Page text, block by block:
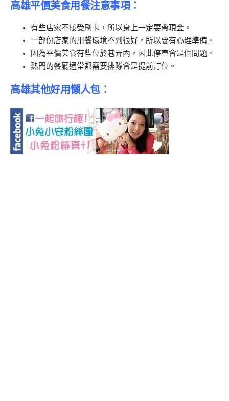
高雄平價美食用餐注意事項：
有些店家不接受刷卡，所以身上一定要帶現金。
一部份店家的用餐環境不到很好，所以要有心理準備。
因為平價美食有些位於巷弄內，因此停車會是個問題。
熱門的餐廳通常都需要排隊會是提前訂位。
高雄其他好用懶人包：